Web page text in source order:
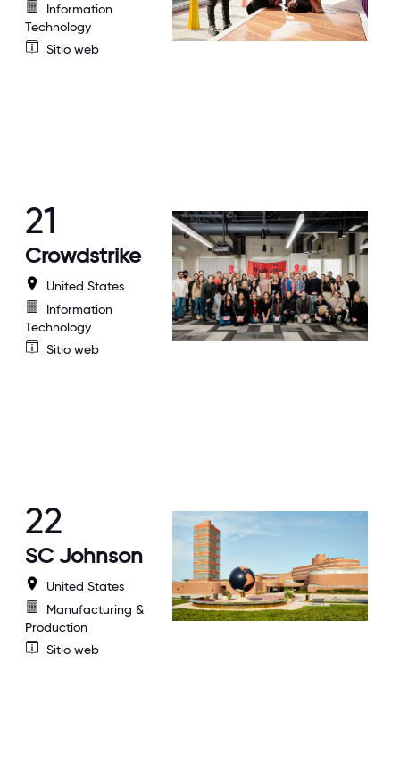
Information
Technology
Sitio web
21
Crowdstrike
United States
Information
Technology
Sitio web
22
SC Johnson
United States
Manufacturing &
Production
Sitio web